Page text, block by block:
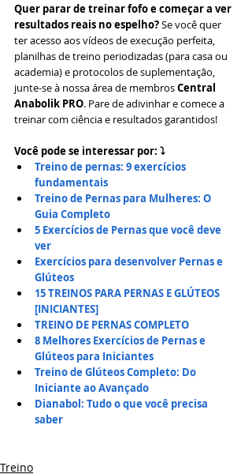
Quer parar de treinar fofo e começar a ver
resultados reais no espelho? Se você quer
ter acesso aos vídeos de execução perfeita,
planilhas de treino periodizadas (para casa ou
academia) e protocolos de suplementação,
junte-se à nossa área de membros Central
Anabolik PRO. Pare de adivinhar e comece a
treinar com ciência e resultados garantidos!
Você pode se interessar por: ⤵
Treino de pernas: 9 exercícios
fundamentais
Treino de Pernas para Mulheres: O
Guia Completo
5 Exercícios de Pernas que você deve
ver
Exercícios para desenvolver Pernas e
Glúteos
15 TREINOS PARA PERNAS E GLÚTEOS
[INICIANTES]
TREINO DE PERNAS COMPLETO
8 Melhores Exercícios de Pernas e
Glúteos para Iniciantes
Treino de Glúteos Completo: Do
Iniciante ao Avançado
Dianabol: Tudo o que você precisa
saber
Treino